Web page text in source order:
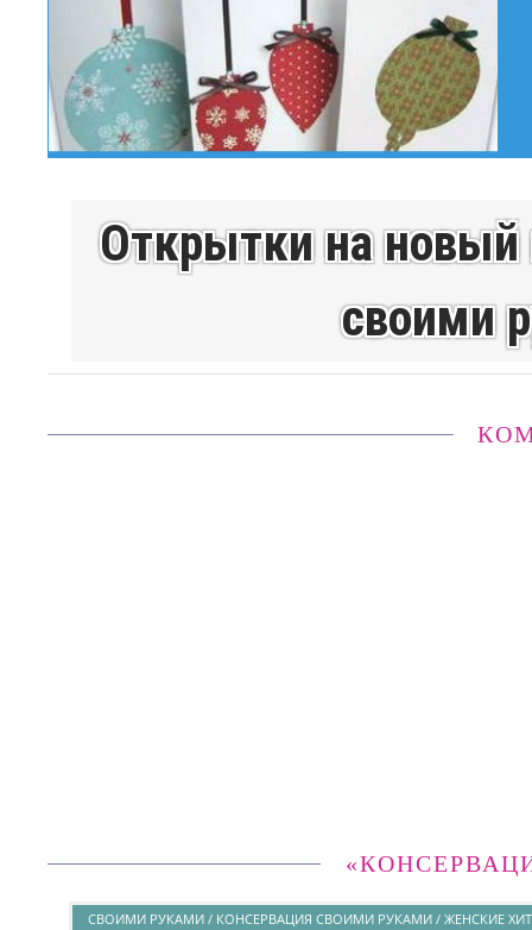
Открытки на новый
своими
СВОИМИ РУКАМИ / КОНСЕРВАЦИЯ СВОИМИ РУКАМИ / ЖЕНСКИЕ